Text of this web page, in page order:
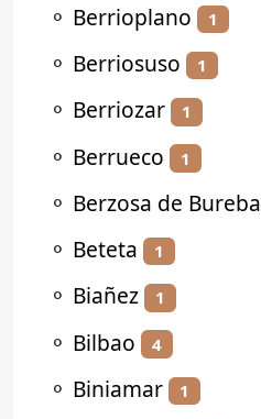
⚬ Berrioplano 1
⚬ Berriosuso 1
⚬ Berriozar 1
⚬ Berrueco 1
⚬ Berzosa de Bureba
⚬ Beteta 1
⚬ Biañez 1
⚬ Bilbao 4
⚬ Biniamar 1